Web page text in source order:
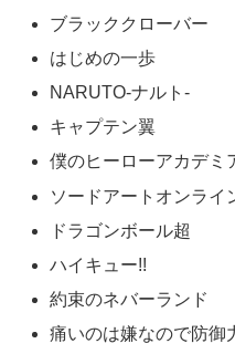
ブラッククローバー
はじめの一歩
NARUTO‐ナルト‐
キャプテン翼
僕のヒーローアカデミ
ソードアートオンライ
ドラゴンボール超
ハイキュー!!
約束のネバーランド
痛いのは嫌なので防御